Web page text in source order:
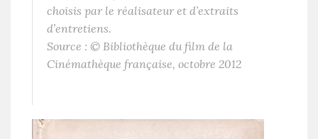
choisis par le réalisateur et d’extraits
d’entretiens.
Source : © Bibliothèque du film de la
Cinémathèque française, octobre 2012